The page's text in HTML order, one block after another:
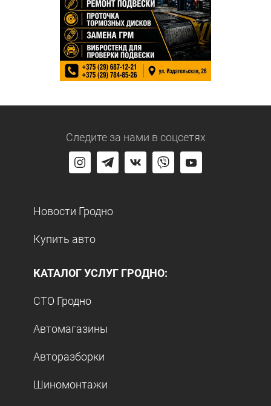
Следите за нами в соцсетях
Новости Гродно
Купить авто
КАТАЛОГ УСЛУГ ГРОДНО:
СТО Гродно
Автомагазины
Авторазборки
Шиномонтажи